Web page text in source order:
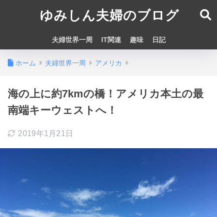
ゆみしん夫婦のブログ
夫婦世界一周 IT関連 趣味 日記
ホーム 夫婦世界一周 アメリカ
海の上に約7kmの橋！アメリカ本土の最
南端キーウェストへ！
2019年1月21日